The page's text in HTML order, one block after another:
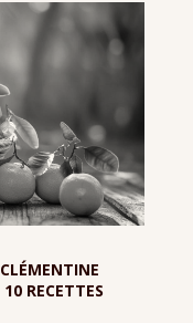
RECETTES